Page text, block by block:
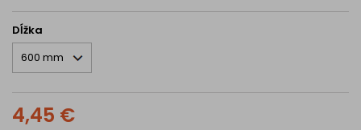
Dĺžka
4,45 €